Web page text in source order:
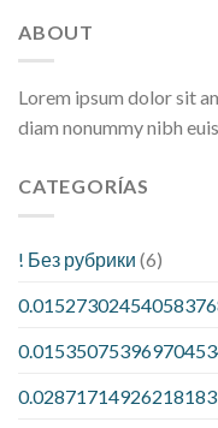
ABOUT
Lorem ipsum dolor sit
diam nonummy nibh
CATEGORÍAS
! Без рубрики (6)
0.02871714926218183